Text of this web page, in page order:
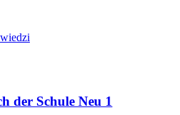
der Schule Neu 1